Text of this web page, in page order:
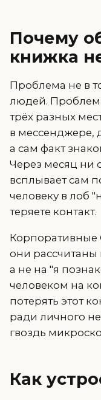
Почему
книжка
Проблема не в
людей.
трёх разных
в мессенджере,
а сам факт
Через месяц ни
всплывает сам
человеку в лоб
теряете контакт.
Корпоративные
они
а не на "я
человеком на
потерять этот
ради личного
гвоздь
Как